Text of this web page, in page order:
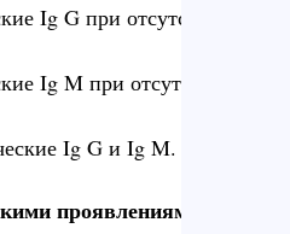
Ig G при отсутствии Ig
Ig M при отсутствии Ig
Ig G и Ig M.
проявлениями